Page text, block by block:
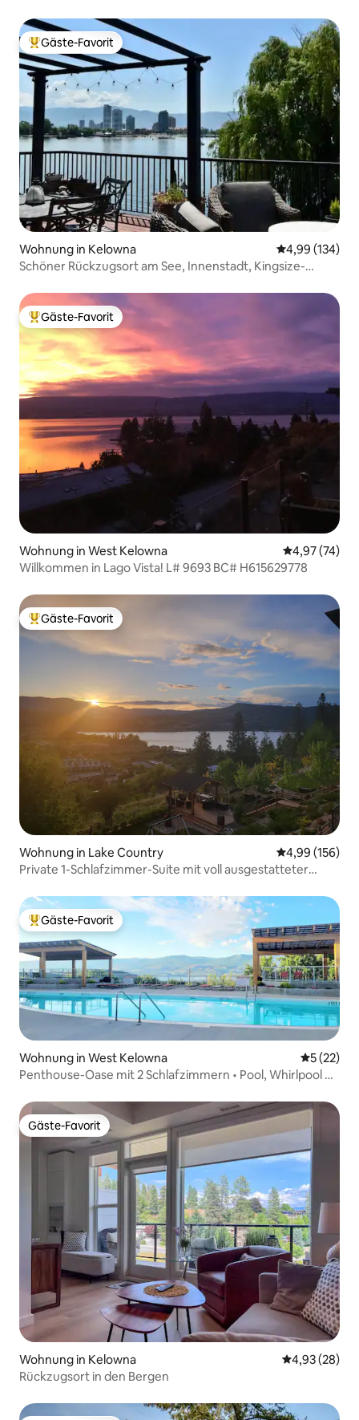
Beliebter Gäste-Favorit.
Gäste-Favorit
Wohnung in Kelowna
4,99 (134)
Schöner Rückzugsort am See, Innenstadt, Kingsize-
Beliebter Gäste-Favorit.
Gäste-Favorit
Wohnung in West Kelowna
4,97 (74)
Willkommen in Lago Vista! L# 9693 BC# H615629778
Beliebter Gäste-Favorit.
Gäste-Favorit
Wohnung in Lake Country
4,99 (156)
Private 1-Schlafzimmer-Suite mit voll ausgestatteter
Beliebter Gäste-Favorit.
Gäste-Favorit
Wohnung in West Kelowna
5 (22)
Penthouse-Oase mit 2 Schlafzimmern • Pool, Whirlpool +
Gäste-Favorit
Gäste-Favorit
Wohnung in Kelowna
4,93 (28)
Rückzugsort in den Bergen